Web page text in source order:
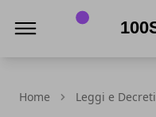
Home Leggi e Decreti